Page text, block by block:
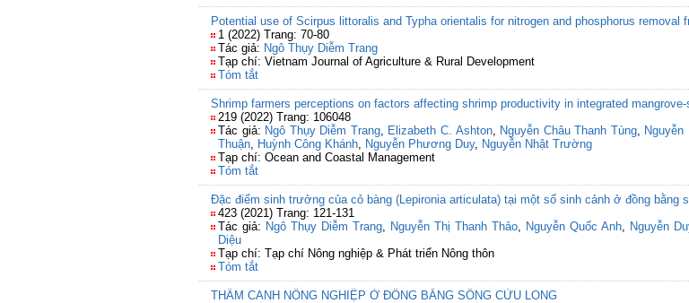
Potential use of Scirpus littoralis and Typha orientalis for nitrogen and phosphorus removal
1 (2022) Trang: 70-80
Tác giả: Ngô Thụy Diễm Trang
Tạp chí: Vietnam Journal of Agriculture & Rural Development
Tóm tắt
Shrimp farmers perceptions on factors affecting shrimp productivity in integrated
219 (2022) Trang: 106048
Tác giả: Ngô Thụy Diễm Trang, Elizabeth C. Ashton, Nguyễn Châu Thanh Tùng, Nguyễn
Thuận, Huỳnh Công Khánh, Nguyễn Phương Duy, Nguyễn Nhật Trường
Tạp chí: Ocean and Coastal Management
Tóm tắt
Đặc điểm sinh trưởng của cỏ bàng (Lepironia articulata) tại một số sinh cảnh ở đồng bằng
423 (2021) Trang: 121-131
Tác giả: Ngô Thụy Diễm Trang, Nguyễn Thị Thanh Thảo, Nguyễn Quốc Anh, Nguyễn
Diệu
Tạp chí: Tạp chí Nông nghiệp & Phát triển Nông thôn
Tóm tắt
THÂM CANH NÔNG NGHIỆP Ở ĐỒNG BẰNG SÔNG CỬU LONG